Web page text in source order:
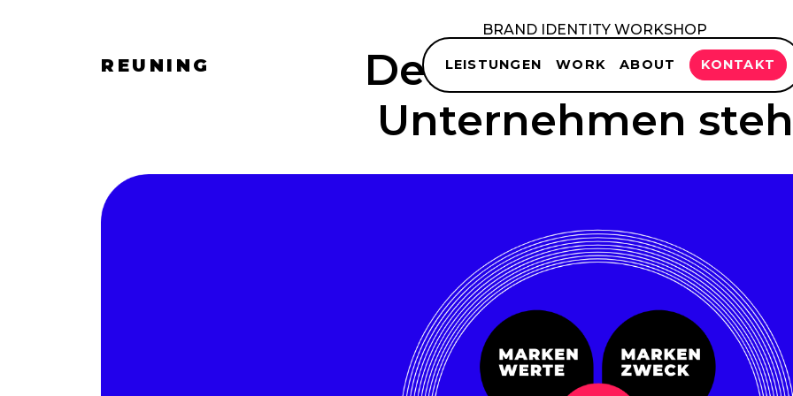
REUNING LEISTUNGEN WORK ABOUT KONTAKT
BRAND IDENTITY WORKSHOP
Definiere, wofür
Unternehmen